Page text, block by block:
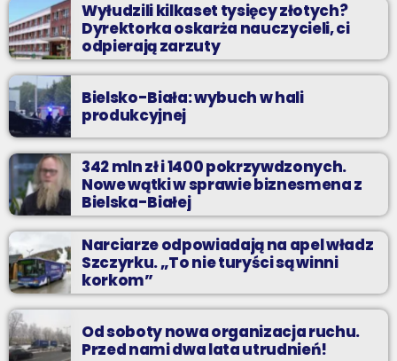
Wyłudzili kilkaset tysięcy złotych?
Dyrektorka oskarża nauczycieli, ci
odpierają zarzuty
Bielsko-Biała: wybuch w hali
produkcyjnej
342 mln zł i 1400 pokrzywdzonych.
Nowe wątki w sprawie biznesmena z
Bielska-Białej
Narciarze odpowiadają na apel władz
Szczyrku. „To nie turyści są winni
korkom”
Od soboty nowa organizacja ruchu.
Przed nami dwa lata utrudnień!